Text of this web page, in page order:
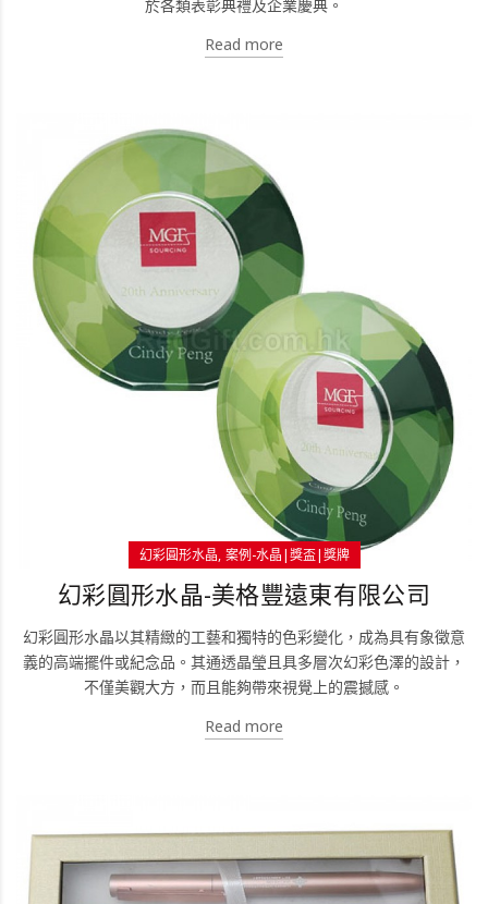
於各類表彰典禮及企業慶典。
Read more
幻彩圓形水晶 案例-水晶|獎盃|獎牌
幻彩圓形水晶-美格豐遠東有限公司
幻彩圓形水晶以其精緻的工藝和獨特的色彩變化，成為具有象徵意
義的高端擺件或紀念品。其通透晶瑩且具多層次幻彩色澤的設計，
不僅美觀大方，而且能夠帶來視覺上的震撼感。
Read more